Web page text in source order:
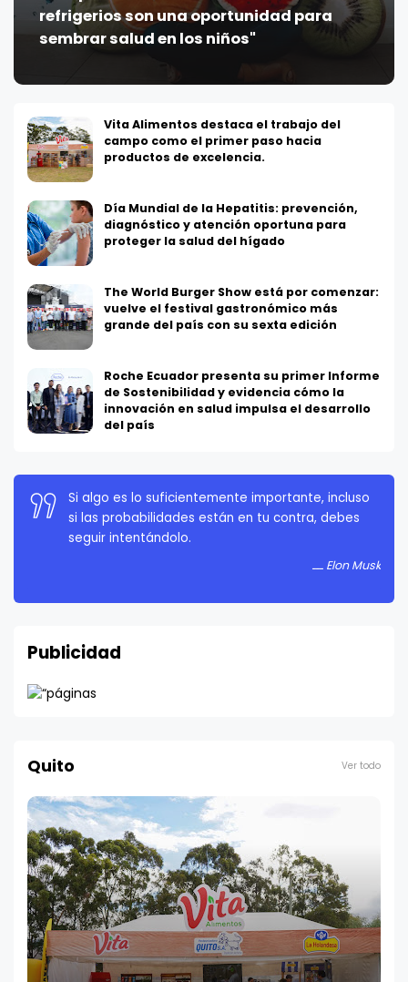
refrigerios son una oportunidad para
sembrar salud en los niños"
Vita Alimentos destaca el trabajo del
campo como el primer paso hacia
productos de excelencia.
Día Mundial de la Hepatitis: prevención,
diagnóstico y atención oportuna para
proteger la salud del hígado
The World Burger Show está por comenzar:
vuelve el festival gastronómico más
grande del país con su sexta edición
Roche Ecuador presenta su primer Informe
de Sostenibilidad y evidencia cómo la
innovación en salud impulsa el desarrollo
del país
La persistencia es muy importante. No debes
rendirte a menos que estés obligado a rendirte.
Publicidad
Quito Ver todo